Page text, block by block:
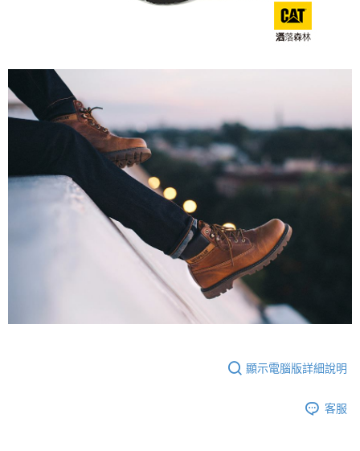
顯示電腦版詳細說明
客服